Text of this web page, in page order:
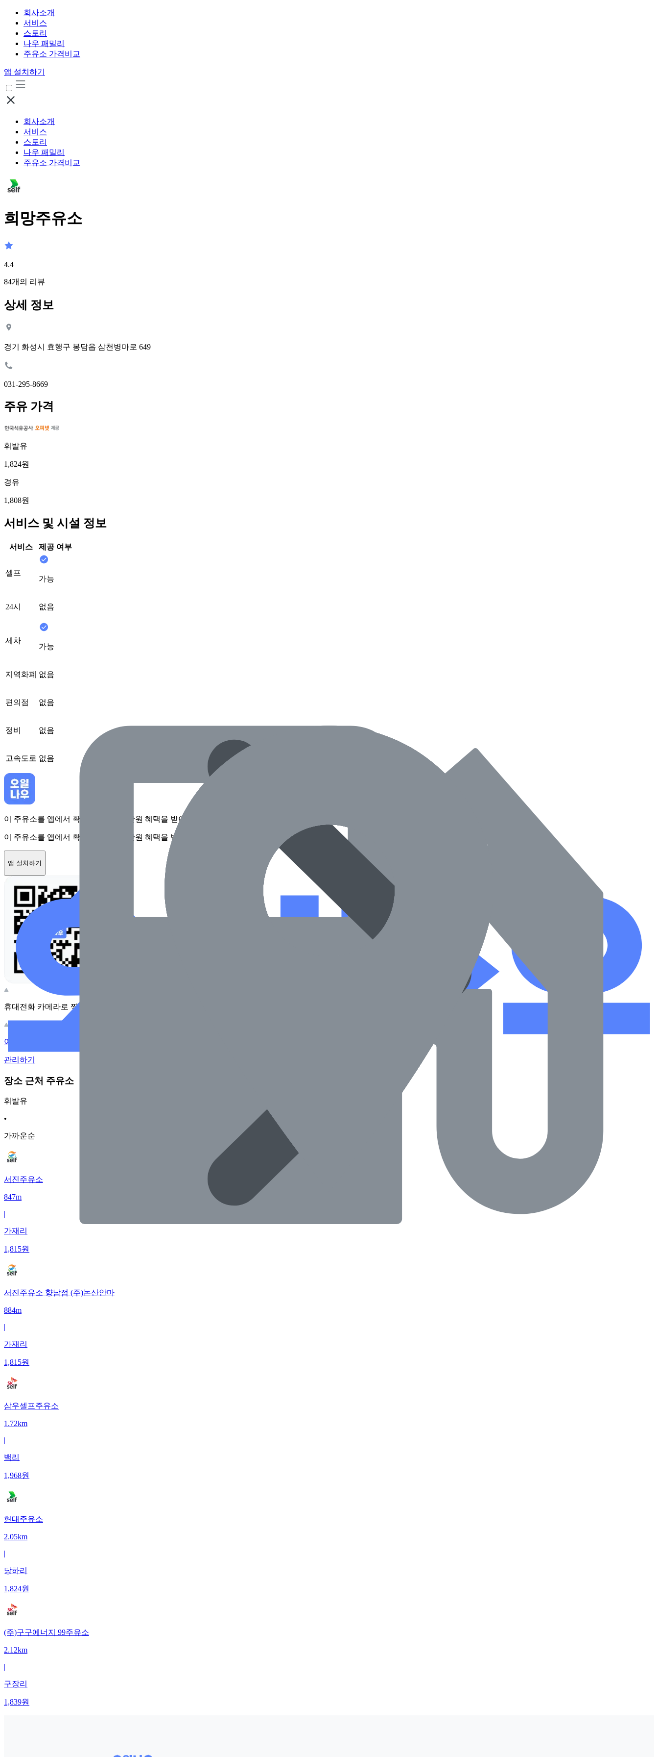
회사소개
서비스
스토리
나우 패밀리
주유소 가격비교
앱 설치하기
회사소개
서비스
스토리
나우 패밀리
주유소 가격비교
희망주유소
4.4
84개의 리뷰
상세 정보
경기 화성시 효행구 봉담읍 삼천병마로 649
031-295-8669
주유 가격
휘발유
1,824원
경유
1,808원
서비스 및 시설 정보
서비스 제공 여부
셀프
가능
24시 없음
세차
가능
지역화폐 없음
편의점 없음
정비 없음
고속도로 없음
이 주유소를 앱에서 확인하고 최대 1만원 혜택을 받아보세요
이 주유소를 앱에서 확인하고 최대 1만원 혜택을 받아보세요
앱 설치하기
휴대전화 카메라로 찍어보세요
이 주유소의 사장님이신가요?
관리하기
장소 근처 주유소
휘발유
•
가까운순
서진주유소
847m
|
가재리
1,815원
서진주유소 향남점 (주)논산얀마
884m
|
가재리
1,815원
삼우셀프주유소
1.72km
|
백리
1,968원
현대주유소
2.05km
|
당하리
1,824원
(주)구구에너지 99주유소
2.12km
|
구장리
1,839원